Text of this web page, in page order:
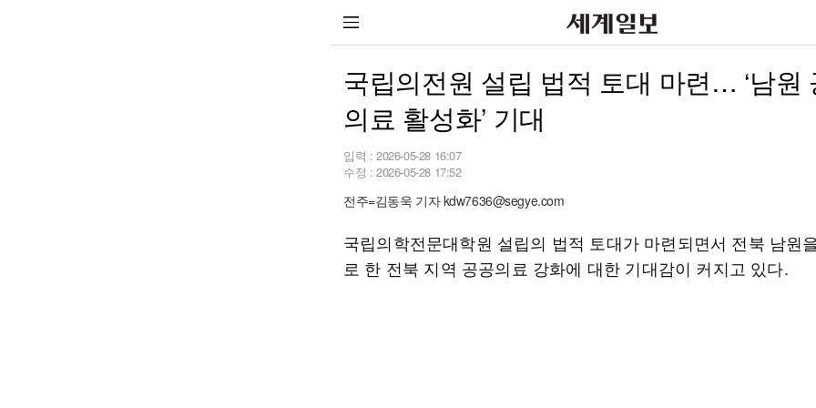
국립의전원 설립 법적 토대 마련… ‘남원
의료 활성화’ 기대
입력 : 2026-05-28 16:07
수정 : 2026-05-28 17:52
전주=김동욱 기자 kdw7636@segye.com
국립의학전문대학원 설립의 법적 토대가 마련되면서 전북 남원
로 한 전북 지역 공공의료 강화에 대한 기대감이 커지고 있다.